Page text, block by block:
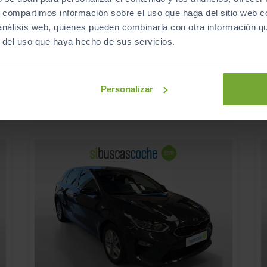
información sobre el uso que haga del sitio web
web, quienes pueden combinarla con otra información
uso que haya hecho de sus servicios.
Personalizar
€
€
KIA CEED
1.4 T GDI 103KW (140CV) DRIVE
95.000
15.990 €
199
€/mes